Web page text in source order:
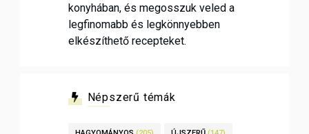
konyhában, és megosszuk veled a
legfinomabb és legkönnyebben
elkészíthető recepteket.
Népszerű témák